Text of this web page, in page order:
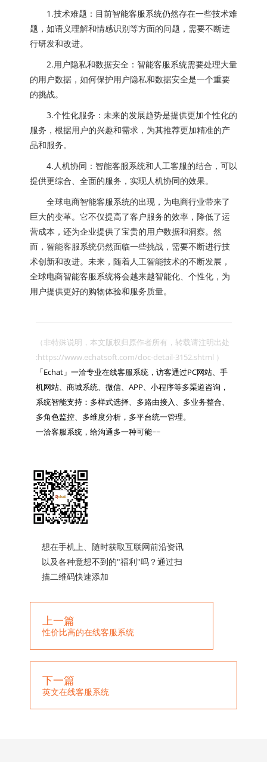
1.技术难题：目前智能客服系统仍然存在一些技术难
题，如语义理解和情感识别等方面的问题，需要不断进
行研发和改进。
2.用户隐私和数据安全：智能客服系统需要处理大量
的用户数据，如何保护用户隐私和数据安全是一个重要
的挑战。
3.个性化服务：未来的发展趋势是提供更加个性化的
服务，根据用户的兴趣和需求，为其推荐更加精准的产
品和服务。
4.人机协同：智能客服系统和人工客服的结合，可以
提供更综合、全面的服务，实现人机协同的效果。
全球电商智能客服系统的出现，为电商行业带来了
巨大的变革。它不仅提高了客户服务的效率，降低了运
营成本，还为企业提供了宝贵的用户数据和洞察。然
而，智能客服系统仍然面临一些挑战，需要不断进行技
术创新和改进。未来，随着人工智能技术的不断发展，
全球电商智能客服系统将会越来越智能化、个性化，为
用户提供更好的购物体验和服务质量。
（非特殊说明，本文版权归原作者所有，转载请注明出处
:https://www.echatsoft.com/doc-detail-3152.shtml ）
「Echat」一洽专业在线客服系统，访客通过PC网站、手
机网站、商城系统、微信、APP、小程序等多渠道咨询，
系统智能支持：多样式选择、多路由接入、多业务整合、
多角色监控、多维度分析，多平台统一管理。
一洽客服系统，给沟通多一种可能~~
想在手机上、随时获取互联网前沿资讯
以及各种意想不到的"福利"吗？通过扫
描二维码快速添加
上一篇
性价比高的在线客服系统
下一篇
英文在线客服系统